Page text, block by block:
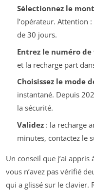
Sélectionnez le
l’opérateur. Attention
de 30 jours.
Entrez le numéro
et la recharge part
Choisissez le mode
instantané. Depuis
la sécurité.
Validez: la recharge
minutes, contactez le
Un conseil que j’ai
vous n’avez pas vérifié
qui a glissé sur le clavier.